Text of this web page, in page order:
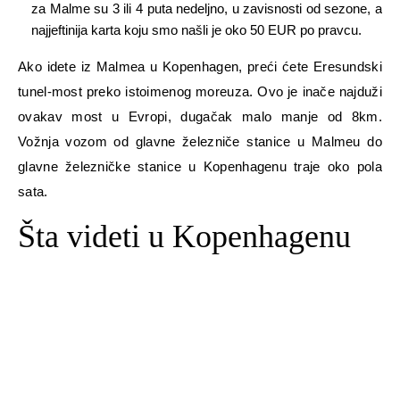
za Malme su 3 ili 4 puta nedeljno, u zavisnosti od sezone, a
najjeftinija karta koju smo našli je oko 50 EUR po pravcu.
Ako idete iz Malmea u Kopenhagen, preći ćete Eresundski
tunel-most preko istoimenog moreuza. Ovo je inače najduži
ovakav most u Evropi, dugačak malo manje od 8km.
Vožnja vozom od glavne železniče stanice u Malmeu do
glavne železničke stanice u Kopenhagenu traje oko pola
sata.
Šta videti u Kopenhagenu